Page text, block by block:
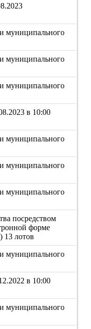
муниципального
муниципального
муниципального
в 10:00
муниципального
муниципального
муниципального
посредством
форме
13 лотов
муниципального
в 10:00
муниципального